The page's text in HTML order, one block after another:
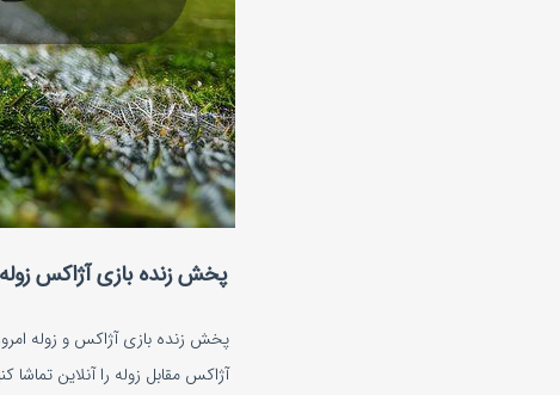
پخش زنده بازی آژاکس زوله شنبه ۲۲
آژاکس مقابل زوله را آنلاین تماشا